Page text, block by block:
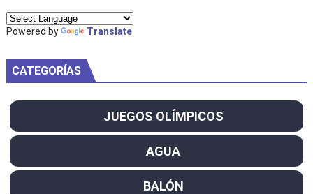
Powered by Translate
CATEGORÍAS
JUEGOS OLÍMPICOS
AGUA
BALÓN